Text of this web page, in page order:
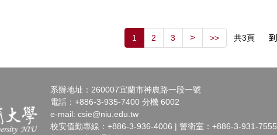
1 2 3 > >> 共3頁 到
系辦地址：260007宜蘭市神農路一段一號
電話：+886-3-935-7400 分機 6002
e-mail:csie@niu.edu.tw
校安值勤專線：+886-3-936-4006 | 警衛室：+886-3-931-7555